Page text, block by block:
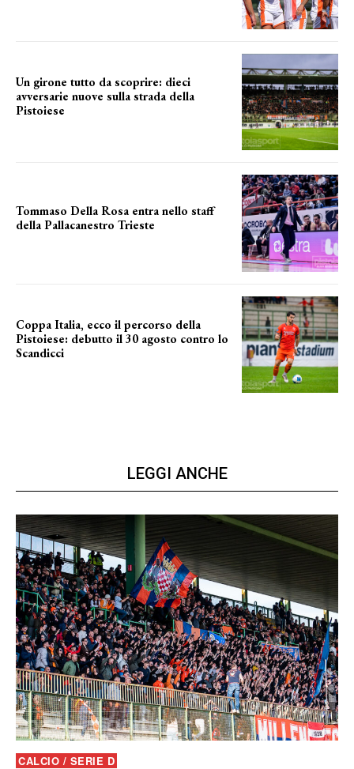
Un girone tutto da scoprire: dieci
avversarie nuove sulla strada della
Pistoiese
Tommaso Della Rosa entra nello staff
della Pallacanestro Trieste
Coppa Italia, ecco il percorso della
Pistoiese: debutto il 30 agosto contro lo
Scandicci
LEGGI ANCHE
CALCIO / SERIE D